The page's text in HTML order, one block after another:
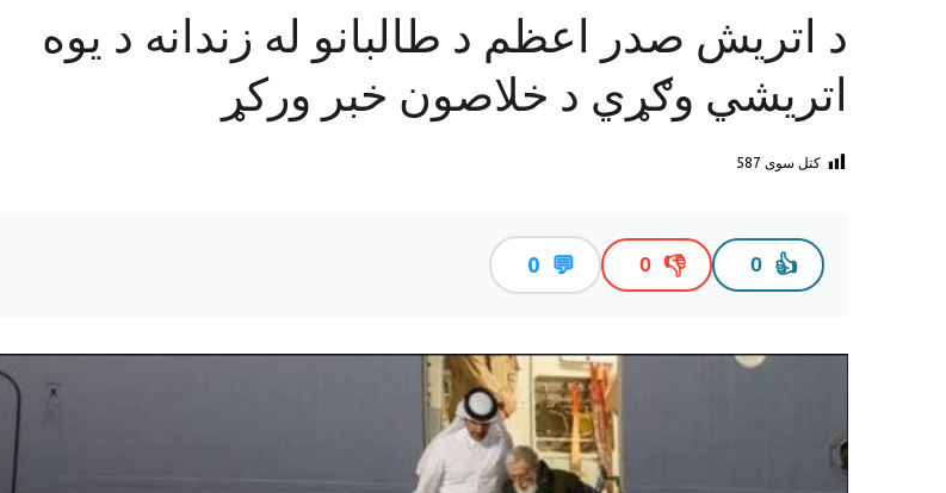
آگست 5, 2026
|
د داعش واقعیت
د اتریش صدر اعظم د طالبانو له زندانه د یوه
اتریشي وګړي د خلاصون خبر ورکړ
کتل سوی 587
👍
0
👎
0
💬
0